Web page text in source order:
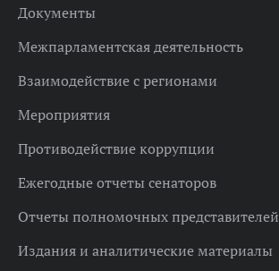
Документы
Межпарламентская деятельность
Взаимодействие с регионами
Мероприятия
Противодействие коррупции
Ежегодные отчеты сенаторов
Отчеты полномочных представителей
Издания и аналитические материалы